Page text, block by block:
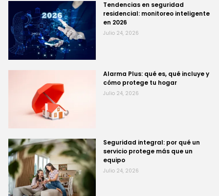
Tendencias en seguridad
residencial: monitoreo inteligente
en 2026
Julio 24, 2026
Alarma Plus: qué es, qué incluye y
cómo protege tu hogar
Julio 24, 2026
Seguridad integral: por qué un
servicio protege más que un
equipo
Julio 24, 2026